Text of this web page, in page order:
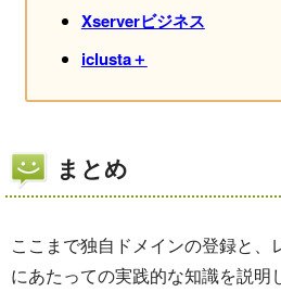
Xserverビジネス
iclusta＋
まとめ
ここまで独自ドメインの登録と、
にあたっての実践的な知識を説明